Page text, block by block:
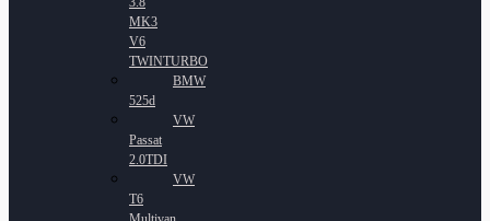
MK3
V6
TWINTURBO
BMW
525d
VW
Passat
2.0TDI
VW
T6